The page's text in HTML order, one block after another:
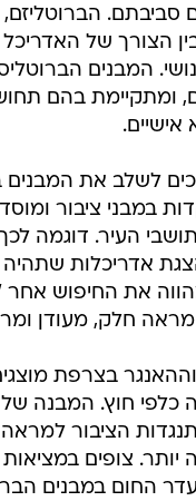
סביבתם.
הצורך של האדריכל
המבנים
ומתקיימת בהם
אישיים.
לשלב את
במבני ציבור
העיר. דוגמה
אדריכלות שתהיה
את החיפוש אחר
מראה חלק, מעודן
בצרפת
כלפי חוץ. המבנה
הציבור
יותר. צופים
החום במבנים